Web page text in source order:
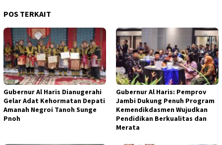
POS TERKAIT
Gubernur Al Haris Dianugerahi
Gelar Adat Kehormatan Depati
Amanah Negroi Tanoh Sunge
Pnoh
Gubernur Al Haris: Pemprov
Jambi Dukung Penuh Program
Kemendikdasmen Wujudkan
Pendidikan Berkualitas dan
Merata